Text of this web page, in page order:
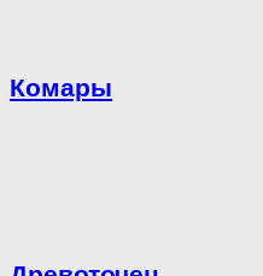
Комары